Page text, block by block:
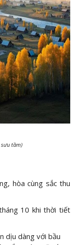
sưu tầm)
hòa cùng sắc thu
10 khi thời tiết
dịu dàng với bầu